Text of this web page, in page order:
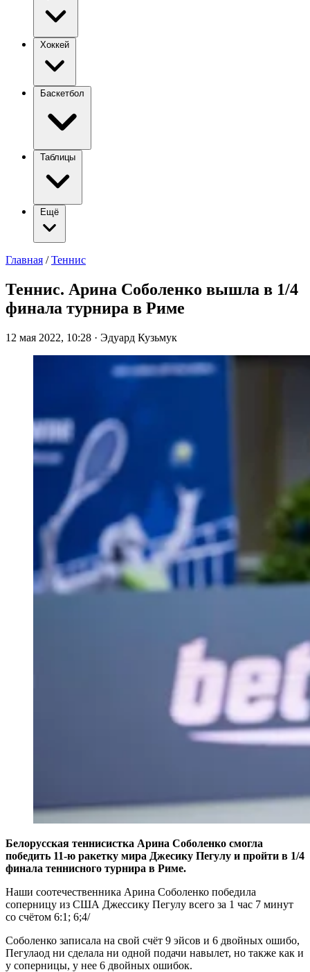
Хоккей
Баскетбол
Таблицы
Ещё
Главная / Теннис
Теннис. Арина Соболенко вышла в 1/4
финала турнира в Риме
12 мая 2022, 10:28 · Эдуард Кузьмук
Белорусская теннисистка Арина Соболенко смогла
победить 11-ю ракетку мира Джесику Пегулу и пройти в 1/4
финала теннисного турнира в Риме.
Наши соотечественника Арина Соболенко победила
соперницу из США Джессику Пегулу всего за 1 час 7 минут
со счётом 6:1; 6;4/
Соболенко записала на свой счёт 9 эйсов и 6 двойных ошибо,
Пегулаод ни сделала ни одной подачи навылет, но также как и
у соперницы, у нее 6 двойных ошибок.